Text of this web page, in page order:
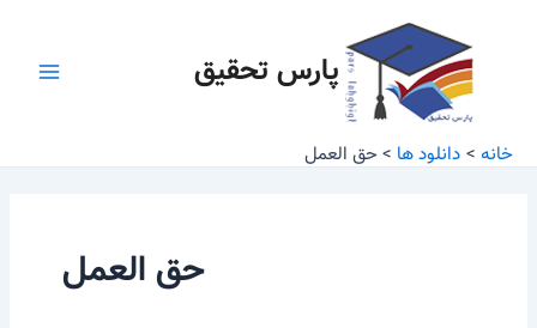
پارس تحقیق
خانه دانلود ها حق العمل
حق العمل